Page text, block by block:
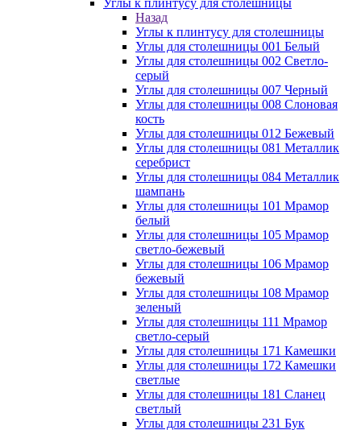
Углы к плинтусу для столешницы
Назад
Углы к плинтусу для столешницы
Углы для столешницы 001 Белый
Углы для столешницы 002 Светло-
серый
Углы для столешницы 007 Черный
Углы для столешницы 008 Слоновая
кость
Углы для столешницы 012 Бежевый
Углы для столешницы 081 Металлик
серебрист
Углы для столешницы 084 Металлик
шампань
Углы для столешницы 101 Мрамор
белый
Углы для столешницы 105 Мрамор
светло-бежевый
Углы для столешницы 106 Мрамор
бежевый
Углы для столешницы 108 Мрамор
зеленый
Углы для столешницы 111 Мрамор
светло-серый
Углы для столешницы 171 Камешки
Углы для столешницы 172 Камешки
светлые
Углы для столешницы 181 Сланец
светлый
Углы для столешницы 231 Бук